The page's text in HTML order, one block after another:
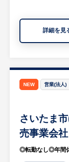
・
【
・
充
詳細を見
NEW 営業(法人)
さいたま
売事業会社
◎転勤なし◎年間